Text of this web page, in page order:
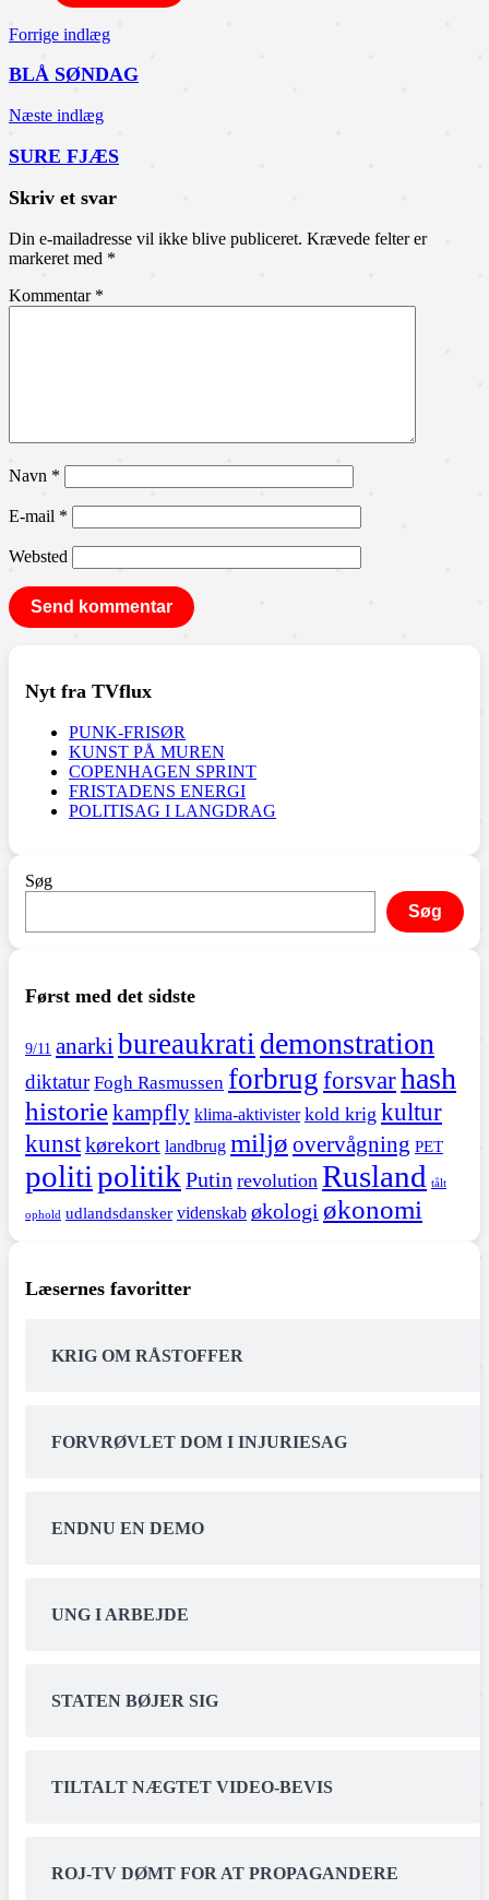
Indlægsnavigation
Forrige indlæg
BLÅ SØNDAG
Næste indlæg
SURE FJÆS
Skriv et svar
Din e-mailadresse vil ikke blive publiceret. Krævede felter er
markeret med *
Kommentar *
Navn *
E-mail *
Websted
Nyt fra TVflux
PUNK-FRISØR
KUNST PÅ MUREN
COPENHAGEN SPRINT
FRISTADENS ENERGI
POLITISAG I LANGDRAG
Søg
Søg
Først med det sidste
9/11 anarki bureaukrati demonstration
diktatur Fogh Rasmussen forbrugforsvarhash
historiekampfly klima-aktivister kold krig kultur
kunstkørekort landbrug miljø overvågning PET
politipolitik Putin revolution Rusland tålt
ophold udlandsdansker videnskab økologi økonomi
Læsernes favoritter
KRIG OM RÅSTOFFER
FORVRØVLET DOM I INJURIESAG
ENDNU EN DEMO
UNG I ARBEJDE
STATEN BØJER SIG
TILTALT NÆGTET VIDEO-BEVIS
ROJ-TV DØMT FOR AT PROPAGANDERE